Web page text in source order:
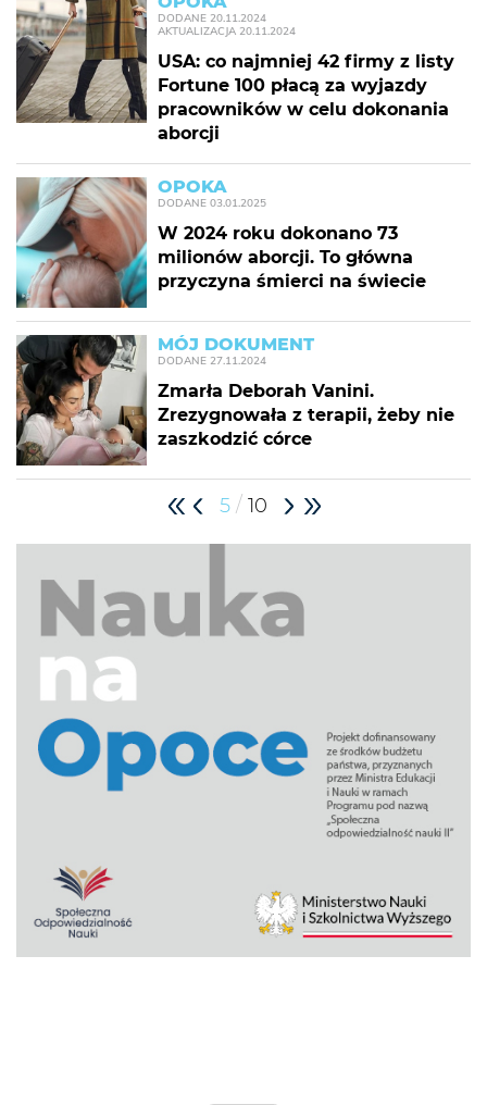
DODANE 20.11.2024
AKTUALIZACJA 20.11.2024
USA: co najmniej 42 firmy z listy
Fortune 100 płacą za wyjazdy
pracowników w celu dokonania
aborcji
OPOKA
DODANE 03.01.2025
W 2024 roku dokonano 73
milionów aborcji. To główna
przyczyna śmierci na świecie
MÓJ DOKUMENT
DODANE 27.11.2024
Zmarła Deborah Vanini.
Zrezygnowała z terapii, żeby nie
zaszkodzić córce
5 / 10